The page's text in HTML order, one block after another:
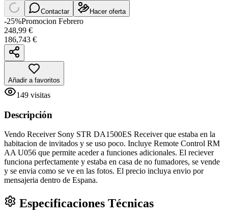
Contactar Hacer oferta
-25%Promocion Febrero
248,99 €
186,743 €
Añadir a favoritos
149 visitas
Descripción
Vendo Receiver Sony STR DA1500ES Receiver que estaba en la
habitacion de invitados y se uso poco. Incluye Remote Control RM
AA U056 que permite aceder a funciones adicionales. El reciever
funciona perfectamente y estaba en casa de no fumadores, se vende
y se envia como se ve en las fotos. El precio incluya envio por
mensajeria dentro de Espana.
Especificaciones Técnicas